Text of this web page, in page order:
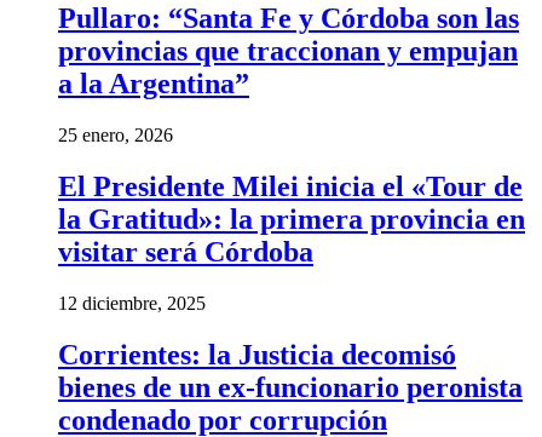
Pullaro: “Santa Fe y Córdoba son las
provincias que traccionan y empujan
a la Argentina”
25 enero, 2026
El Presidente Milei inicia el «Tour de
la Gratitud»: la primera provincia en
visitar será Córdoba
12 diciembre, 2025
Corrientes: la Justicia decomisó
bienes de un ex-funcionario peronista
condenado por corrupción